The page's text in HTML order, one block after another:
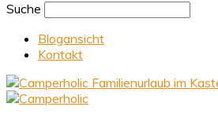
Suche
Blogansicht
Kontakt
Familienurlaub im